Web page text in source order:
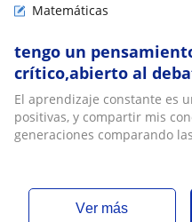
Matemáticas
tengo un
crítico,abierto al
economia y politica
conocimientos
El aprendizaje constante es
positivas, y compartir mis
generaciones comparando
ver más